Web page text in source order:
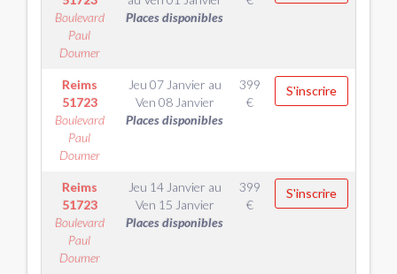
Boulevard
Paul
Doumer
Places disponibles
Reims
51723
Boulevard
Paul
Doumer
Jeu 07 Janvier au
Ven 08 Janvier
Places disponibles
399
€
S'inscrire
Reims
51723
Boulevard
Paul
Doumer
Jeu 14 Janvier au
Ven 15 Janvier
Places disponibles
399
€
S'inscrire